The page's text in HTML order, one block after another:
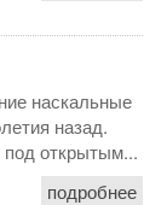
наскальные
назад.
открытым...
подробнее